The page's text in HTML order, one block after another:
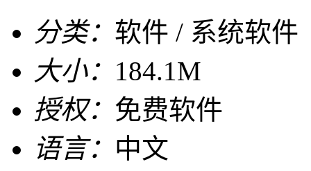
分类： 软件 / 系统软件
大小： 184.1M
授权： 免费软件
语言： 中文